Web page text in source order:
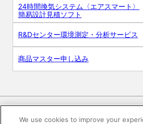
24時間換気システム〈エアスマート〉
簡易設計見積ソフト
R&Dセンター環境測定・分析サービス
商品マスター申し込み
We use cookies to improve your